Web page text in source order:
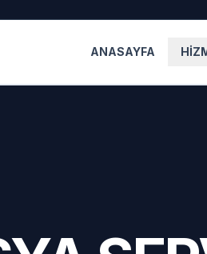
ANASAYFA